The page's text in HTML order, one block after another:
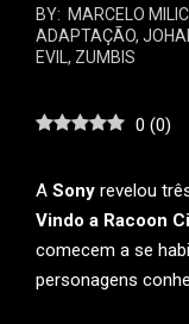
BY: MARCELO MILICI
ADAPTAÇÃO,
EVIL , ZUMBIS
0 (0)
A Sony revelou
Vindo a Racoon
comecem a se
personagens